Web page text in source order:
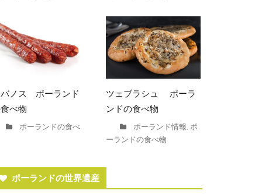
ノス ポーランド
べ物
ポーランドの食べ
ツェブラシュ ポーラ
ンドの食べ物
ポーランド情報,ポ
ーランドの食べ物
ポーランドの世界遺産